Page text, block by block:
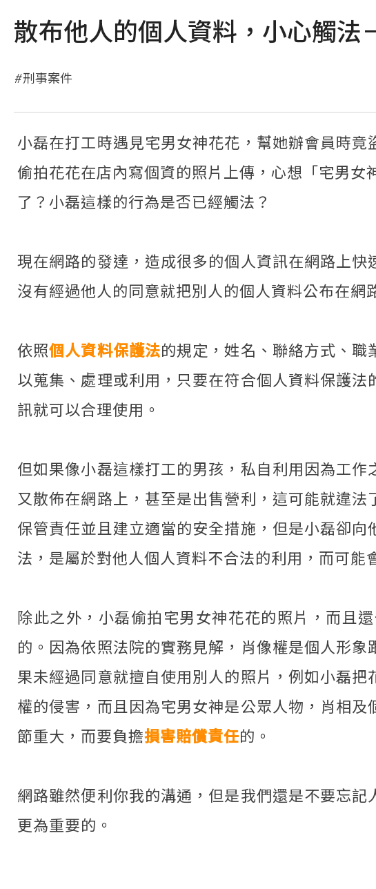
散布他人的個人資料，小心觸法
刑事案件
小磊在打工時遇見宅男女神花花，幫她辦會員時
偷拍花花在店內寫個資的照片上傳，心想「宅男
了？小磊這樣的行為是否已經觸法？
現在網路的發達，造成很多的個人資訊在網路上
沒有經過他人的同意就把別人的個人資料公布在
依照個人資料保護法的規定，姓名、聯絡方式、
以蒐集、處理或利用，只要在符合個人資料保護
訊就可以合理使用。
但如果像小磊這樣打工的男孩，私自利用因為工
又散佈在網路上，甚至是出售營利，這可能就違
保管責任並且建立適當的安全措施，但是小磊卻
法，是屬於對他人個人資料不合法的利用，而可能
除此之外，小磊偷拍宅男女神花花的照片，而且
的。因為依照法院的實務見解，肖像權是個人形
果未經過同意就擅自使用別人的照片，例如小磊
權的侵害，而且因為宅男女神是公眾人物，肖相
節重大，而要負擔損害賠償責任的。
網路雖然便利你我的溝通，但是我們還是不要忘
更為重要的。